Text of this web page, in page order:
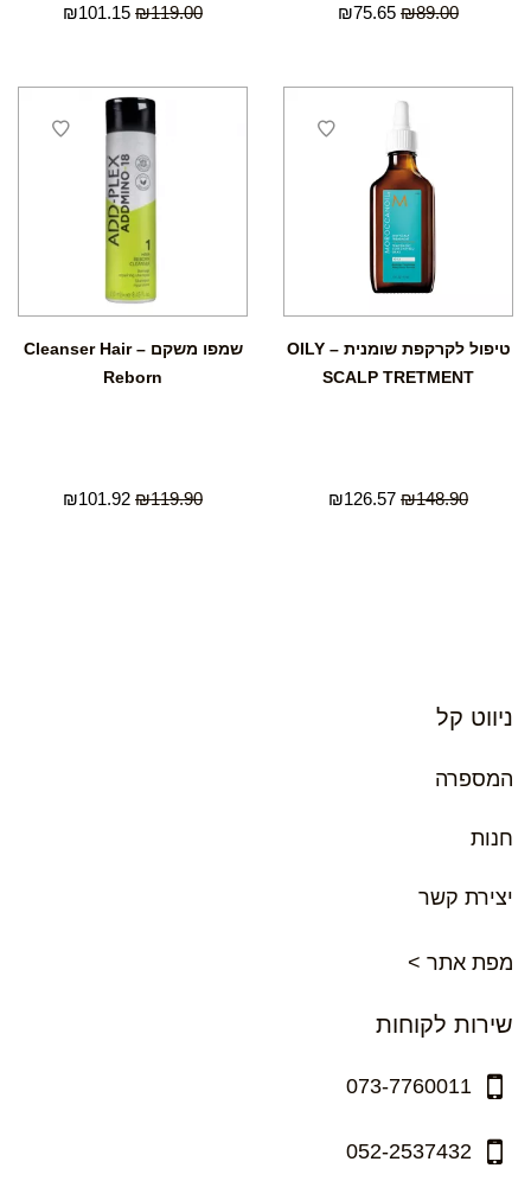
₪89.00
₪75.65
₪119.00
₪101.15
טיפול לקרקפת שומנית – OILY
SCALP TRETMENT
₪148.90
₪126.57
שמפו משקם – Cleanser Hair
Reborn
₪119.90
₪101.92
ניווט קל
המספרה
חנות
יצירת קשר
מפת אתר >
שירות לקוחות
073-7760011
052-2537432